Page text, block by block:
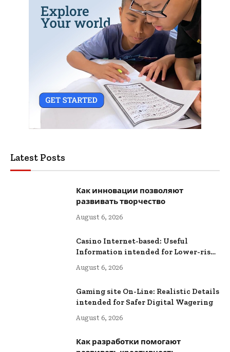
Latest Posts
Как инновации позволяют
развивать творчество
August 6, 2026
Casino Internet-based: Useful
Information intended for Lower-risk
Online Wagering
August 6, 2026
Gaming site On-Line: Realistic Details
intended for Safer Digital Wagering
August 6, 2026
Как разработки помогают